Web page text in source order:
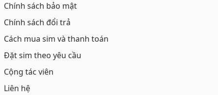
Chính sách bảo mật
Chính sách đổi trả
Cách mua sim và thanh toán
Đặt sim theo yêu cầu
Cộng tác viên
Liên hệ